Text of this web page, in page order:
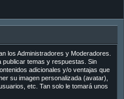
los Administradores y Moderadores.
temas y respuestas. Sin
adicionales y/o ventajas que
su imagen personalizada (avatar),
etc. Tan solo le tomará unos